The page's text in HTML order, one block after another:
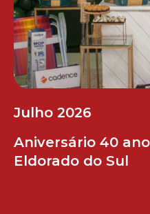
Julho 2026
Aniversário 40
Eldorado do Sul